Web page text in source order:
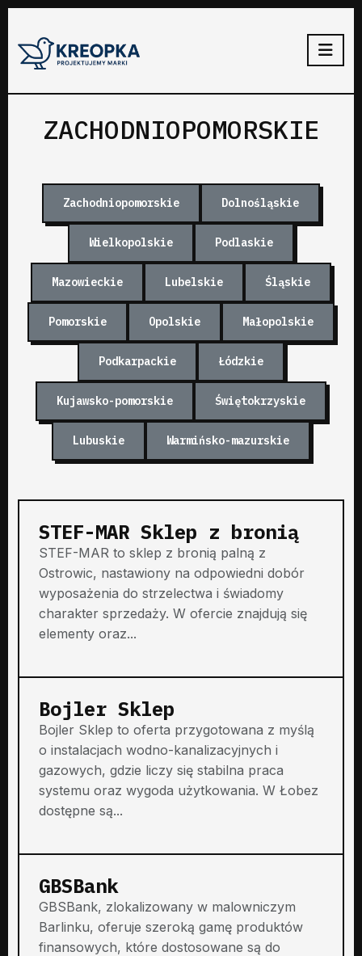
ZACHODNIOPOMORSKIE
Zachodniopomorskie Dolnośląskie
Wielkopolskie Podlaskie
Mazowieckie Lubelskie Śląskie
Pomorskie Opolskie Małopolskie
Podkarpackie Łódzkie
Kujawsko-pomorskie Świętokrzyskie
Lubuskie Warmińsko-mazurskie
STEF-MAR Sklep z bronią
STEF-MAR to sklep z bronią palną z
Ostrowic, nastawiony na odpowiedni dobór
wyposażenia do strzelectwa i świadomy
charakter sprzedaży. W ofercie znajdują się
elementy oraz...
Bojler Sklep
Bojler Sklep to oferta przygotowana z myślą
o instalacjach wodno-kanalizacyjnych i
gazowych, gdzie liczy się stabilna praca
systemu oraz wygoda użytkowania. W Łobez
dostępne są...
GBSBank
GBSBank, zlokalizowany w malowniczym
Barlinku, oferuje szeroką gamę produktów
finansowych, które dostosowane są do